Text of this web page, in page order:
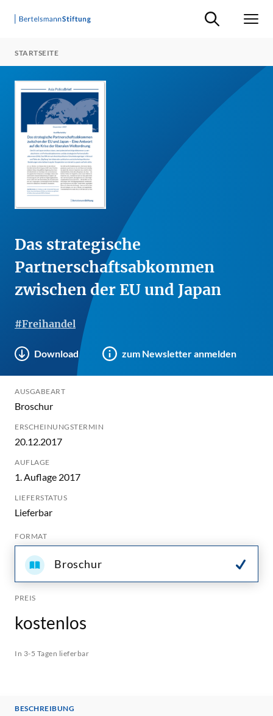
Suche ein-/
STARTSEITE
Das strategische
Partnerschaftsabkommen
zwischen der EU und Japan
#Freihandel
Download zum Newsletter anmelden
AUSGABEART
Broschur
ERSCHEINUNGSTERMIN
20.12.2017
AUFLAGE
1. Auflage 2017
LIEFERSTATUS
Lieferbar
FORMAT
Broschur
PREIS
kostenlos
In 3-5 Tagen lieferbar
BESCHREIBUNG